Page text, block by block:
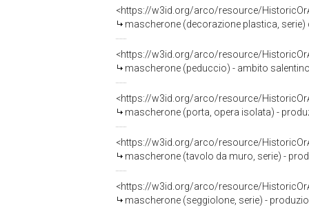
<https://w3id.org/arco/resource/
mascherone (decorazione plastica, serie)
<https://w3id.org/arco/resource/
mascherone (peduccio) - ambito
<https://w3id.org/arco/resource/
mascherone (porta, opera isolata) -
<https://w3id.org/arco/resource/
mascherone (tavolo da muro, serie) -
<https://w3id.org/arco/resource/
mascherone (seggiolone, serie) -